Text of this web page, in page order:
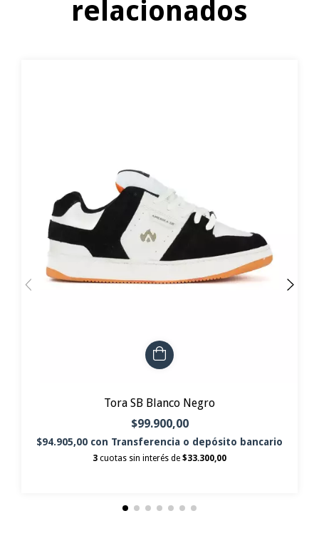
relacionados
Tora SB Blanco Negro
$99.900,00
$94.905,00 con Transferencia o depósito bancario
3 cuotas sin interés de $33.300,00